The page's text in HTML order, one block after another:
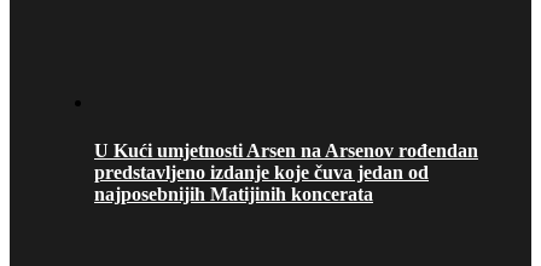
U Kući umjetnosti Arsen na Arsenov rođendan
predstavljeno izdanje koje čuva jedan od
najposebnijih Matijinih koncerata